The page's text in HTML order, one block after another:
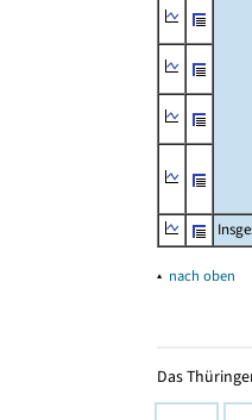
▴ nach oben
Das